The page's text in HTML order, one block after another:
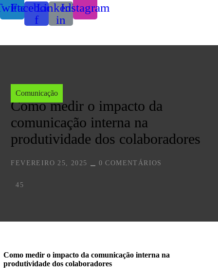
Facebook-
f
Linkedin-
in
Instagram
Comunicação
Como medir o impacto da
comunicação interna na
produtividade dos colaboradores
FEVEREIRO 25, 2025 0 COMENTÁRIOS
45
Como medir o impacto da comunicação interna na
produtividade dos colaboradores